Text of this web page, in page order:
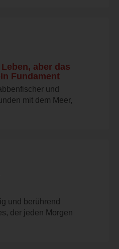
aber das
Fundament
und
mit dem Meer,
und berührend
der jeden Morgen